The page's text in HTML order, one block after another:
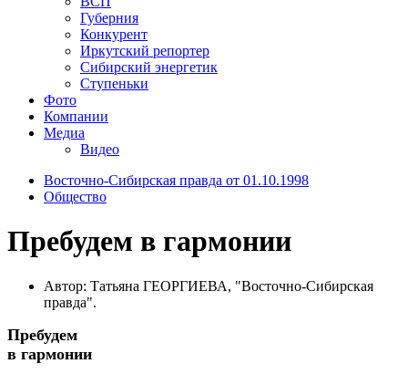
Губерния
Конкурент
Иркутский репортер
Сибирский энергетик
Ступеньки
Фото
Компании
Медиа
Видео
Восточно-Сибирская правда от 01.10.1998
Общество
Пребудем в гармонии
Автор: Татьяна ГЕОРГИЕВА, "Восточно-Сибирская
правда".
Пребудем
в гармонии